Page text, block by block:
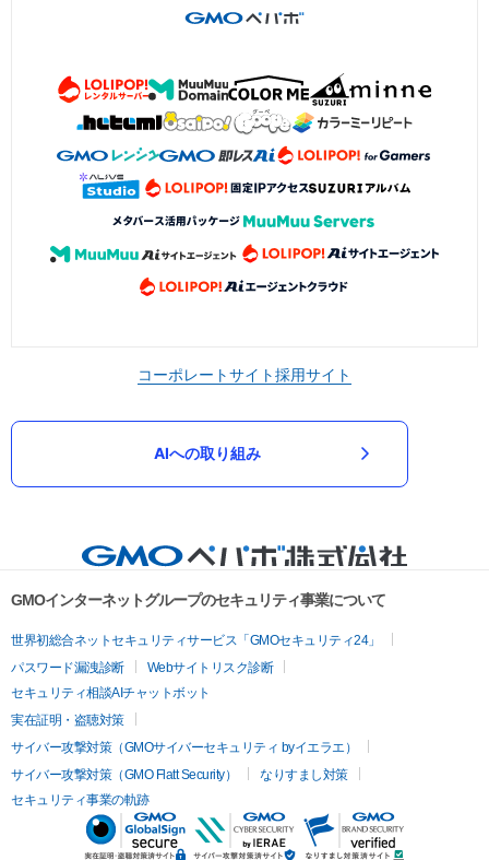
コーポレートサイト採用サイト
AIへの取り組み
GMOインターネットグループのセキュリティ事業について
世界初総合ネットセキュリティサービス「GMOセキュリティ24」
パスワード漏洩診断
Webサイトリスク診断
セキュリティ相談AIチャットボット
実在証明・盗聴対策
サイバー攻撃対策（GMOサイバーセキュリティ byイエラエ）
サイバー攻撃対策（GMO Flatt Security）
なりすまし対策
セキュリティ事業の軌跡